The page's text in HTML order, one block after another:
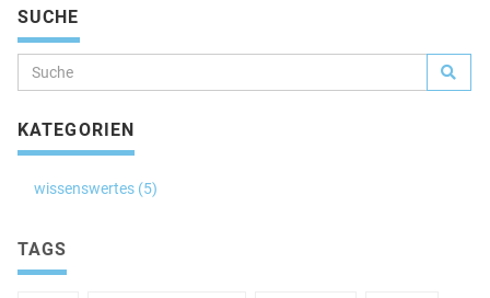
SUCHE
KATEGORIEN
wissenswertes (5)
TAGS